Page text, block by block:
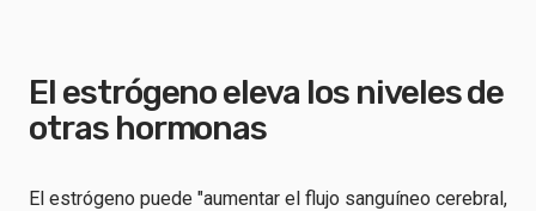
El estrógeno eleva los niveles de
otras hormonas
El estrógeno puede "aumentar el flujo sanguíneo cerebral,